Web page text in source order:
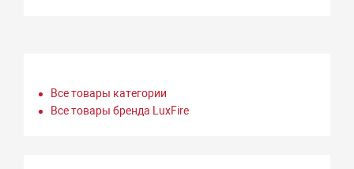
Все товары категории
Все товары бренда LuxFire